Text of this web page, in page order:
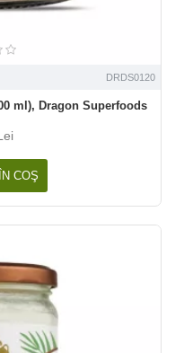
DRDS0120
ml), Dragon Superfoods
COŞ